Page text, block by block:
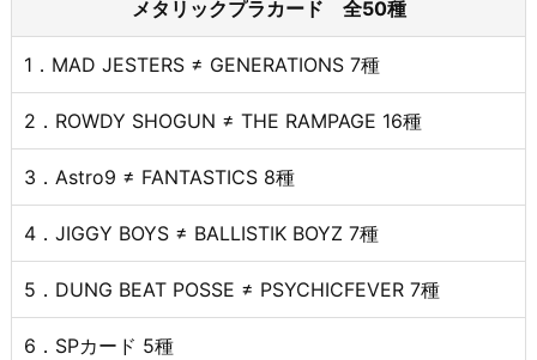
メタリックプラカード 全50種
1．MAD JESTERS ≠ GENERATIONS 7種
2．ROWDY SHOGUN ≠ THE RAMPAGE 16種
3．Astro9 ≠ FANTASTICS 8種
4．JIGGY BOYS ≠ BALLISTIK BOYZ 7種
5．DUNG BEAT POSSE ≠ PSYCHICFEVER 7種
6．SPカード 5種